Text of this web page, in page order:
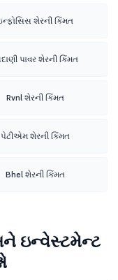
શેરની કિંમત
પાવર શેરની કિંમત
Rvnl શેરની કિંમત
પેટીએમ શેરની કિંમત
Bhel શેરની કિંમત
ઇન્વેસ્ટમેન્ટ